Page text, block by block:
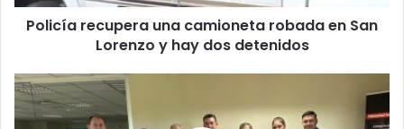
t
r
ó
Policía recupera una camioneta robada en San
Lorenzo y hay dos detenidos